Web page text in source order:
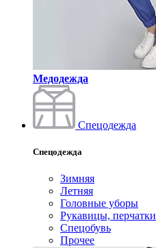
Медодежда
Спецодежда
Спецодежда
Зимняя
Летняя
Головные уборы
Рукавицы, перчатки
Спецобувь
Прочее